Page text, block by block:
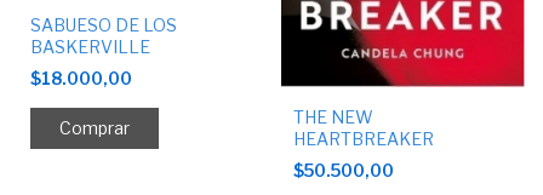
SABUESO DE LOS
BASKERVILLE
$18.000,00
THE NEW
HEARTBREAKER
$50.500,00